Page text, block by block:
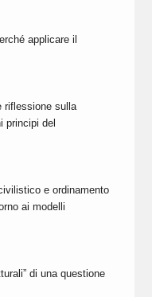
applicare il
riflessione sulla
principi del
e ordinamento
ai modelli
di una questione